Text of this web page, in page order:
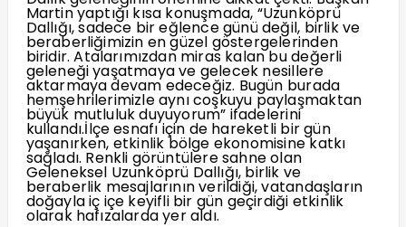
Martin yaptığı kısa konuşmada, “Uzunköprü
Dallığı, sadece bir eğlence günü değil, birlik ve
beraberliğimizin en güzel göstergelerinden
biridir. Atalarımızdan miras kalan bu değerli
geleneği yaşatmaya ve gelecek nesillere
aktarmaya devam edeceğiz. Bugün burada
hemşehrilerimizle aynı coşkuyu paylaşmaktan
büyük mutluluk duyuyorum” ifadelerini
kullandı.İlçe esnafı için de hareketli bir gün
yaşanırken, etkinlik bölge ekonomisine katkı
sağladı. Renkli görüntülere sahne olan
Geleneksel Uzunköprü Dallığı, birlik ve
beraberlik mesajlarının verildiği, vatandaşların
doğayla iç içe keyifli bir gün geçirdiği etkinlik
olarak hafızalarda yer aldı.